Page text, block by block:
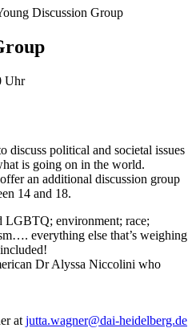
Discussion Group
Uhr
discuss political and societal issues
is going on in the world.
an additional discussion group
14 and 18.
LGBTQ; environment; race;
everything else that’s weighing
Dr Alyssa Niccolini who
at jutta.wagner@dai-heidelberg.de